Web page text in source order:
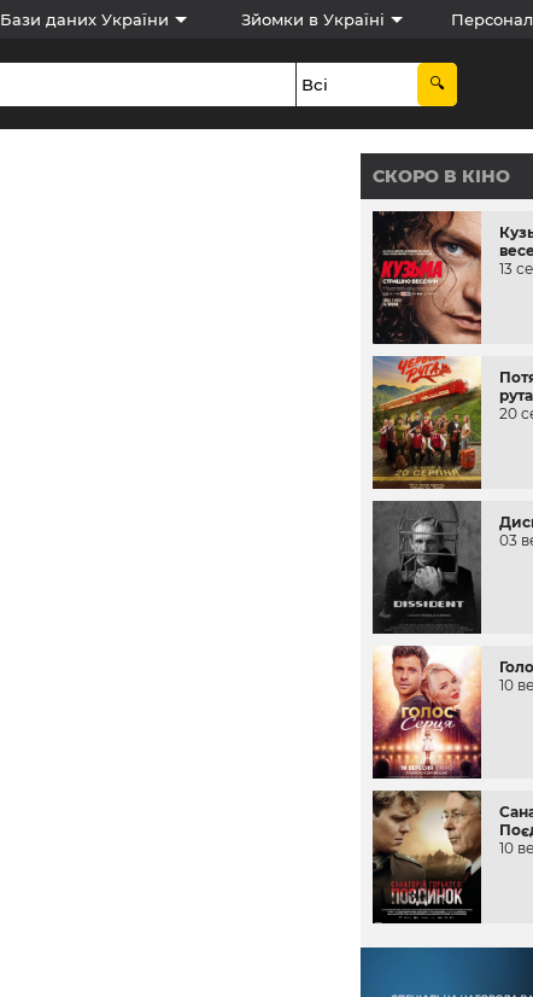
Бази даних України Зйомки в Україні
СКОРО В КІНО
13
20
03
10
10